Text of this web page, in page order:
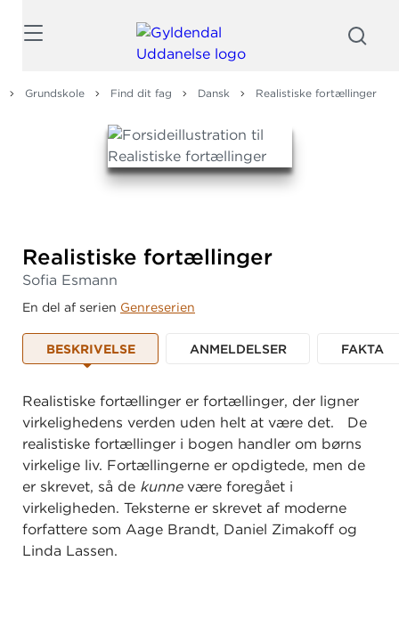
Grundskole Find dit fag Dansk Realistiske fortællinger
Realistiske fortællinger
Sofia Esmann
En del af serien Genreserien
BESKRIVELSE ANMELDELSER FAKTA
Realistiske fortællinger er fortællinger, der ligner
virkelighedens verden uden helt at være det. De
realistiske fortællinger i bogen handler om børns
virkelige liv. Fortællingerne er opdigtede, men de
er skrevet, så de kunnevære foregået i
virkeligheden. Teksterne er skrevet af moderne
forfattere som Aage Brandt, Daniel Zimakoff og
Linda Lassen.